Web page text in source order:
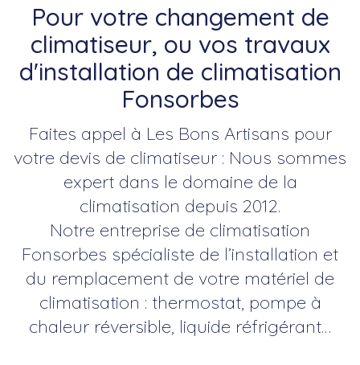
Pour votre changement de
climatiseur, ou vos travaux
d'installation de climatisation
Fonsorbes
Faites appel à Les Bons Artisans pour
votre devis de climatiseur : Nous sommes
expert dans le domaine de la
climatisation depuis 2012.
Notre entreprise de climatisation
Fonsorbes spécialiste de l’installation et
du remplacement de votre matériel de
climatisation : thermostat, pompe à
chaleur réversible, liquide réfrigérant…